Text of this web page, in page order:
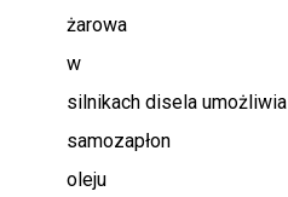
żarowa
w
silnikach disela umożliwia
samozapłon
oleju